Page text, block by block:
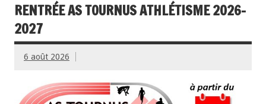
RENTRÉE AS TOURNUS ATHLÉTISME 2026-
2027
6 août 2026